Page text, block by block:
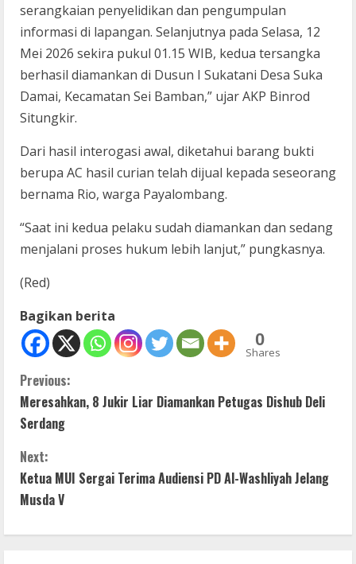
serangkaian penyelidikan dan pengumpulan
informasi di lapangan. Selanjutnya pada Selasa, 12
Mei 2026 sekira pukul 01.15 WIB, kedua tersangka
berhasil diamankan di Dusun I Sukatani Desa Suka
Damai, Kecamatan Sei Bamban,” ujar AKP Binrod
Situngkir.
Dari hasil interogasi awal, diketahui barang bukti
berupa AC hasil curian telah dijual kepada seseorang
bernama Rio, warga Payalombang.
“Saat ini kedua pelaku sudah diamankan dan sedang
menjalani proses hukum lebih lanjut,” pungkasnya.
(Red)
Bagikan berita
0
Shares
C
o
n
t
Previous:
Meresahkan, 8 Jukir Liar Diamankan Petugas Dishub Deli
Serdang
Next:
Ketua MUI Sergai Terima Audiensi PD Al-Washliyah Jelang
Musda V